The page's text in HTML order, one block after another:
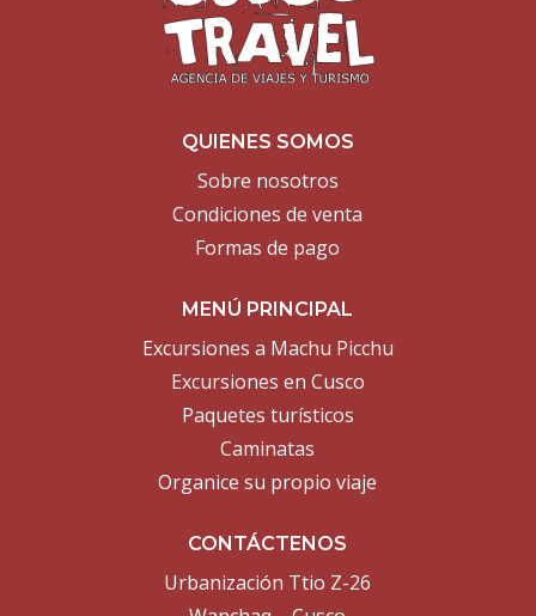
QUIENES SOMOS
Sobre nosotros
Condiciones de venta
Formas de pago
MENÚ PRINCIPAL
Excursiones a Machu Picchu
Excursiones en Cusco
Paquetes turísticos
Caminatas
Organice su propio viaje
CONTÁCTENOS
Urbanización Ttio Z-26